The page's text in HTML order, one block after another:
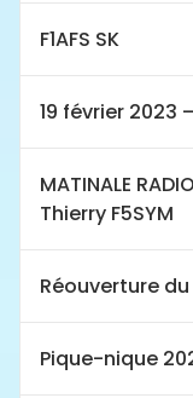
F1AFS SK
19 février 2023
MATINALE
Thierry F5SYM
Réouverture
Pique-nique